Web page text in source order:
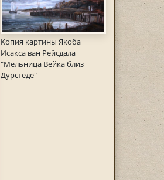
Копия картины Якоба
Исакса ван Рейсдала
"Мельница Вейка близ
Дурстеде"